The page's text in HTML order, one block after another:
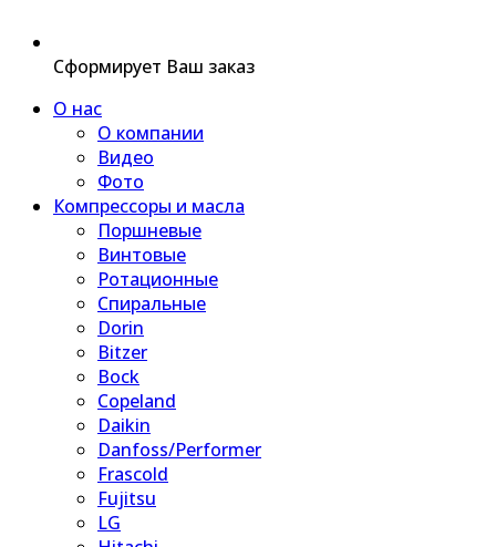
Сформирует Ваш заказ
О нас
О компании
Видео
Фото
Компрессоры и масла
Поршневые
Винтовые
Ротационные
Спиральные
Dorin
Bitzer
Bock
Copeland
Daikin
Danfoss/Performer
Frascold
Fujitsu
LG